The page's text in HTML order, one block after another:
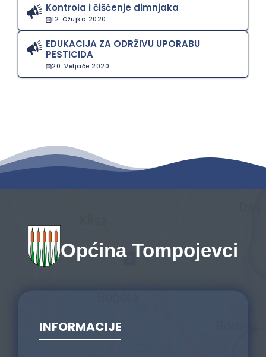
Kontrola i čišćenje dimnjaka
12. Ožujka 2020.
EDUKACIJA ZA ODRŽIVU UPORABU
PESTICIDA
20. Veljače 2020.
Općina Tompojevci
INFORMACIJE